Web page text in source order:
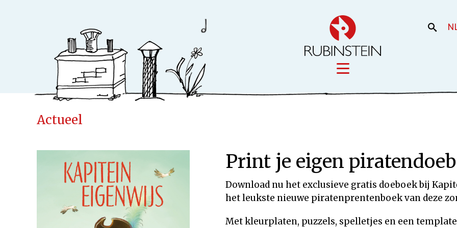
Uitgeverij
Actueel
Volwassenen
Samenwerken
Uw merk
Onze
Actueel
Print je eigen
Download nu het exclusieve gratis doeboek bij
het leukste nieuwe piratenprentenboek van deze
Met kleurplaten, puzzels, spelletjes en een